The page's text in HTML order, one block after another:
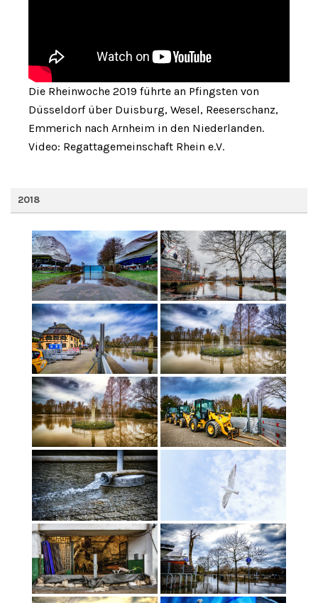
Die Rheinwoche 2019 führte an Pfingsten von
Düsseldorf über Duisburg, Wesel, Reeserschanz,
Emmerich nach Arnheim in den Niederlanden.
Video: Regattagemeinschaft Rhein e.V.
2018